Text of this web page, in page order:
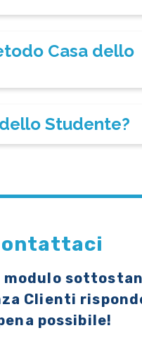
Casa dello
Studente?
modulo
Clienti
possibile!